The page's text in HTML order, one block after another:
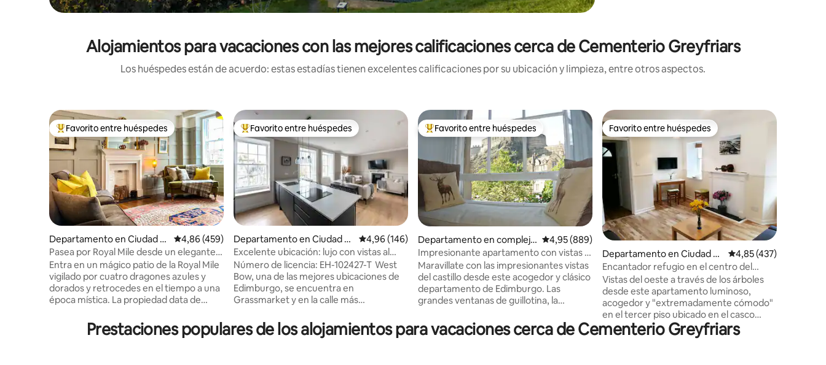
Alojamientos para vacaciones con las mejores calificaciones cerca de Cementerio Greyfriars
Los huéspedes están de acuerdo: estas estadías tienen excelentes calificaciones por su ubicación y limpieza, entre otros aspectos.
Favorito entre los huéspedes más destacados
Favorito entre huéspedes
Departamento en Ciudad vi
eja de Edimburgo
Calificación promedio: 4,86 de 5. 459 evaluaciones
4,86 (459)
Pasea por Royal Mile desde un elegante
apartamento
Entra en un mágico patio de la Royal Mile
vigilado por cuatro dragones azules y
dorados y retrocedes en el tiempo a una
época mística. La propiedad data de
Las maravillas del Festival de Edimburgo y
Fringe están justo en la puerta de tu casa
Favorito entre los huéspedes más destacados
Favorito entre huéspedes
Departamento en Ciudad vi
eja de Edimburgo
Calificación promedio: 4,96 de 5. 146 evaluaciones
4,96 (146)
Excelente ubicación: lujo con vistas al
castillo en Grassmarket
Número de licencia: EH-102427-T West
Bow, una de las mejores ubicaciones de
Edimburgo, se encuentra en
Grassmarket y en la calle más
la inspiración para el Callejón Diagon de
JK Rowling. Este espectacular
Favorito entre los huéspedes más destacados
Favorito entre huéspedes
Departamento en complejo
residencial en Ciudad vieja d
e Edimburgo
Calificación promedio: 4,95 de 5. 889 evaluaciones
4,95 (889)
Impresionante apartamento con vistas al
castillo en el casco antiguo
Maravillate con las impresionantes vistas
del castillo desde este acogedor y clásico
departamento de Edimburgo. Las
grandes ventanas de guillotina, la
mezcla de muebles vintage garantizan
que todas las personas que entren en
Favorito entre huéspedes
Favorito entre huéspedes
Departamento en Ciudad vi
eja de Edimburgo
Calificación promedio:
4,85 (437)
Encantador refugio en el centro del
casco antiguo
Vistas del oeste a través de los árboles
desde este apartamento luminoso,
acogedor y "extremadamente cómodo"
en el tercer piso ubicado en el casco
antiguo, un oasis sobre el bullicio del
centro de la ciudad. Cerca de sitios
Prestaciones populares de los alojamientos para vacaciones cerca de Cementerio Greyfriars